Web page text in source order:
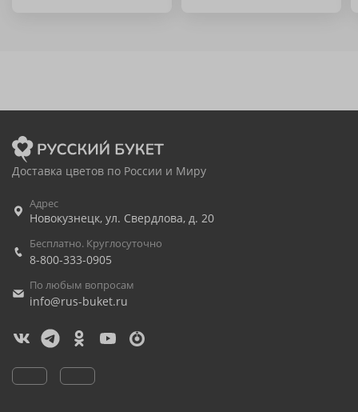
Доставка цветов по России и Миру
Адрес
Новокузнецк, ул. Свердлова, д. 20
Бесплатно. Круглосуточно
8-800-333-0905
По любым вопросам
info@rus-buket.ru